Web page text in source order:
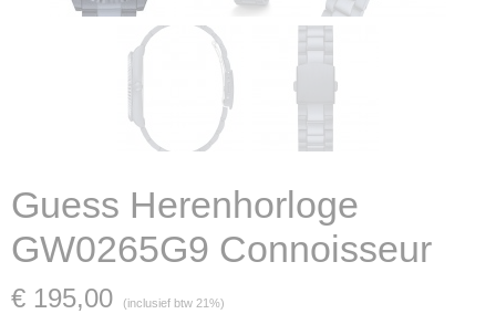
Guess Herenhorloge
GW0265G9 Connoisseur
€ 195,00 (inclusief btw 21%)